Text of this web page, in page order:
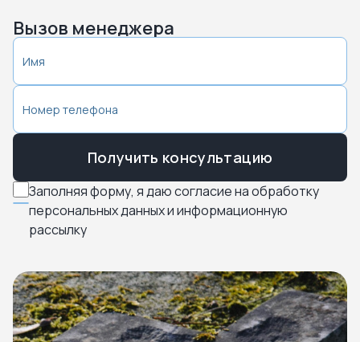
Вызов менеджера
Заполняя форму, я даю согласие на обработку
персональных данных и информационную
рассылку
Получить консультацию